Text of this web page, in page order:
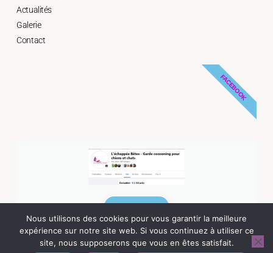
Actualités
Galerie
Contact
Suivez-moi
FACEBOOK
Nous utilisons des cookies pour vous garantir la meilleure
expérience sur notre site web. Si vous continuez à utiliser ce
site, nous supposerons que vous en êtes satisfait.